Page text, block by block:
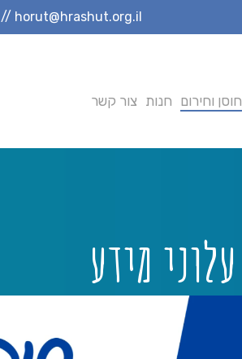
// horut@hrashut.org.il
חוסן וחירום חנות צור קשר
עלוני מידע